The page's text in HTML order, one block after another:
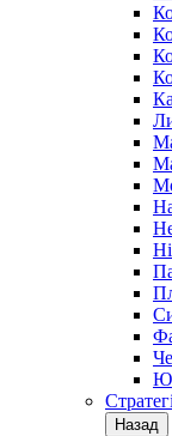
Назад